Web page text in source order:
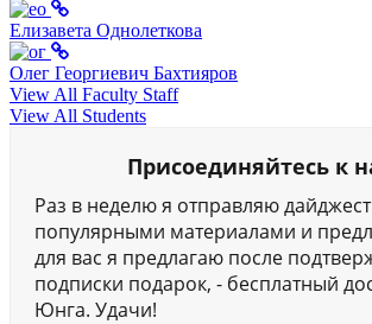
Елизавета Однолеткова
Олег Георгиевич Бахтияров
View All Faculty Staff
View All Students
Присоединяйтесь к
Раз в неделю я отправляю
популярными материалами и
для вас я предлагаю после
подписки подарок, - бесплатный
Юнга. Удачи!